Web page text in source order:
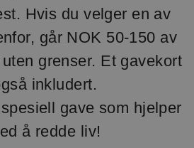
Hvis du velger en av
går NOK 50-150 av
grenser. Et gavekort
inkludert.
gave som hjelper
å redde liv!